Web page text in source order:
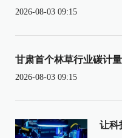
2026-08-03 09:15
甘肃首个林草行业碳计
2026-08-03 09:15
让科